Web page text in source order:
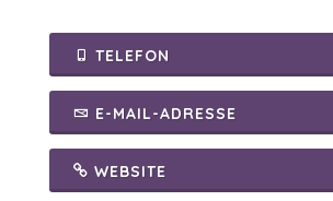
TELEFON
E-MAIL-ADRESSE
WEBSITE